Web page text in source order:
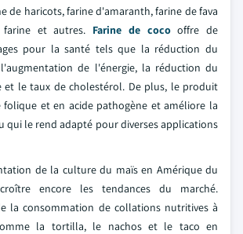
de haricots, farine d'amaranth, farine de fava
et autres. Farine de cocooffre de
pour la santé tels que la réduction du
de l'énergie, la réduction du
et le taux de cholestérol. De plus, le produit
folique et en acide pathogène et améliore la
qui le rend adapté pour diverses applications
de la culture du maïs en Amérique du
encore les tendances du marché.
la consommation de collations nutritives à
la tortilla, le nachos et le taco en